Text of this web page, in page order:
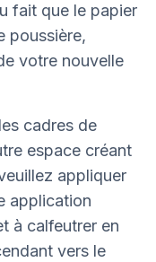
fait que le papier
poussière,
votre nouvelle
cadres de
espace créant
appliquer
application
à calfeutrer en
vers le